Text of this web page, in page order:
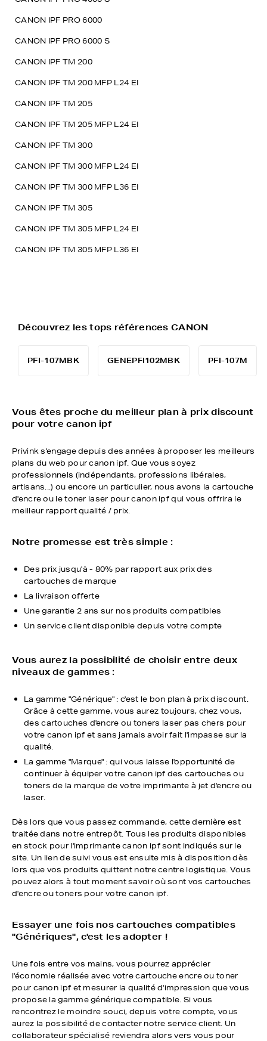
CANON IPF PRO 6000
CANON IPF PRO 6000 S
CANON IPF TM 200
CANON IPF TM 200 MFP L24 EI
CANON IPF TM 205
CANON IPF TM 205 MFP L24 EI
CANON IPF TM 300
CANON IPF TM 300 MFP L24 EI
CANON IPF TM 300 MFP L36 EI
CANON IPF TM 305
CANON IPF TM 305 MFP L24 EI
CANON IPF TM 305 MFP L36 EI
Découvrez les tops références CANON
PFI-107MBK GENEPFI102MBK PFI-107M
Vous êtes proche du meilleur plan à prix discount
pour votre canon ipf
Privink s'engage depuis des années à proposer les meilleurs
plans du web pour canon ipf. Que vous soyez
professionnels (indépendants, professions libérales,
artisans...) ou encore un particulier, nous avons la cartouche
d'encre ou le toner laser pour canon ipf qui vous offrira le
meilleur rapport qualité / prix.
Notre promesse est très simple :
Des prix jusqu'à - 80% par rapport aux prix des
cartouches de marque
La livraison offerte
Une garantie 2 ans sur nos produits compatibles
Un service client disponible depuis votre compte
Vous aurez la possibilité de choisir entre deux
niveaux de gammes :
La gamme "Générique" : c'est le bon plan à prix discount.
Grâce à cette gamme, vous aurez toujours, chez vous,
des cartouches d'encre ou toners laser pas chers pour
votre canon ipf et sans jamais avoir fait l'impasse sur la
qualité.
La gamme "Marque" : qui vous laisse l'opportunité de
continuer à équiper votre canon ipf des cartouches ou
toners de la marque de votre imprimante à jet d'encre ou
laser.
Dès lors que vous passez commande, cette dernière est
traitée dans notre entrepôt. Tous les produits disponibles
en stock pour l'imprimante canon ipf sont indiqués sur le
site. Un lien de suivi vous est ensuite mis à disposition dès
lors que vos produits quittent notre centre logistique. Vous
pouvez alors à tout moment savoir où sont vos cartouches
d'encre ou toners pour votre canon ipf.
Essayer une fois nos cartouches compatibles
"Génériques", c'est les adopter !
Une fois entre vos mains, vous pourrez apprécier
l'économie réalisée avec votre cartouche encre ou toner
pour canon ipf et mesurer la qualité d'impression que vous
propose la gamme générique compatible. Si vous
rencontrez le moindre souci, depuis votre compte, vous
aurez la possibilité de contacter notre service client. Un
collaborateur spécialisé reviendra alors vers vous pour